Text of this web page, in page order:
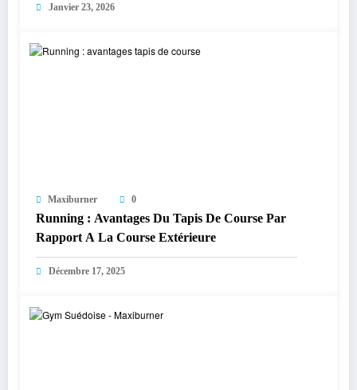
Janvier 23, 2026
Maxiburner 0
Running : Avantages Du Tapis De Course Par
Rapport A La Course Extérieure
Décembre 17, 2025